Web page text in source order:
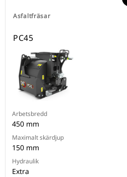
Asfaltfräsar
PC45
Arbetsbredd
450 mm
Maximalt skärdjup
150 mm
Hydraulik
Extra